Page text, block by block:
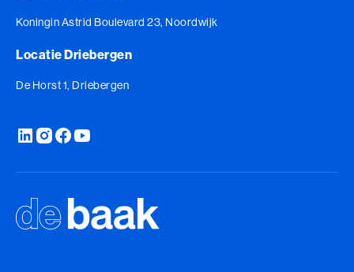
Koningin Astrid Boulevard 23, Noordwijk
Locatie Driebergen
De Horst 1, Driebergen